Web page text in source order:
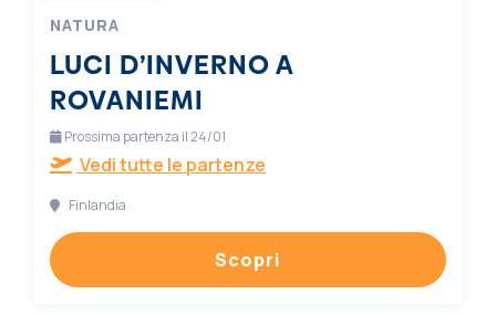
NATURA
LUCI D’INVERNO A
ROVANIEMI
Prossima partenza il 24/01
Vedi tutte le partenze
Finlandia
Scopri